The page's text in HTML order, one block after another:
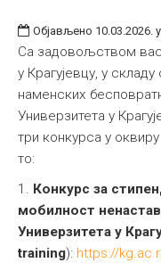
Објављено 10.03.2026.
Са задовољством
у Крагујевцу, у
наменских
Универзитета у
три конкурса у
то:
1. Конкурс за
мобилност не
Универзитета у
training): https://